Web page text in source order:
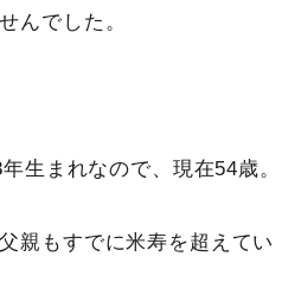
んでした。
生まれなので、現在54歳。
親もすでに米寿を超えてい